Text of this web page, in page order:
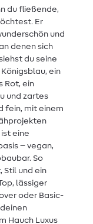
du fließende,
Er
und
denen sich
du seine
ein
Rot, ein
und zartes
fein, mit einem
eine
– vegan,
So
Stil und ein
lässiger
oder Basic-
Hauch Luxus